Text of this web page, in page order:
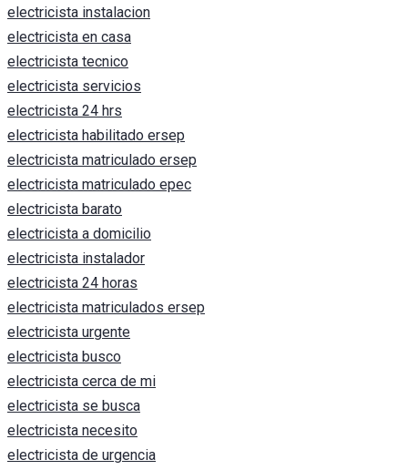
electricista instalacion
electricista en casa
electricista tecnico
electricista servicios
electricista 24 hrs
electricista habilitado ersep
electricista matriculado ersep
electricista matriculado epec
electricista barato
electricista a domicilio
electricista instalador
electricista 24 horas
electricista matriculados ersep
electricista urgente
electricista busco
electricista cerca de mi
electricista se busca
electricista necesito
electricista de urgencia